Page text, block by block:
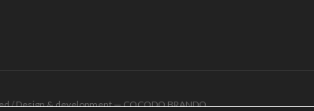
/ Design & development —COCODO BRANDO